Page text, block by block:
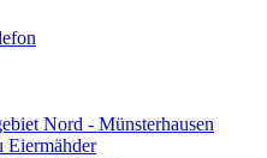
Nord - Münsterhausen
Eiermähder